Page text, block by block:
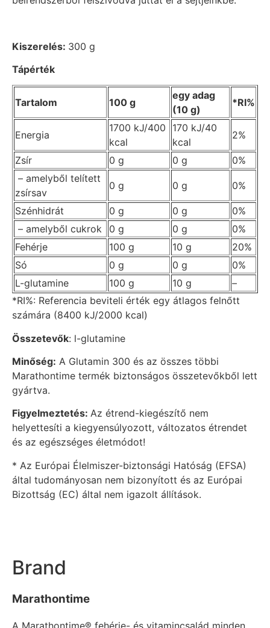
Kiszerelés: 300 g
Tápérték
Tartalom 100 g
egy adag
(10 g)
*RI%
Energia
1700 kJ/400
kcal
170 kJ/40
kcal
2%
Zsír 0 g 0 g
0%
– amelyből telített
zsírsav
0 g 0 g 0%
Szénhidrát 0 g 0 g
0%
– amelyből cukrok
0 g 0 g
0%
Fehérje
100 g 10 g
20%
Só
0 g 0 g
0%
L-glutamine
100 g 10 g
–
*RI%: Referencia beviteli érték egy átlagos felnőtt
számára (8400 kJ/2000 kcal)
Összetevők: l-glutamine
Minőség: A Glutamin 300 és az összes többi
Marathontime termék biztonságos összetevőkből lett
gyártva.
Figyelmeztetés: Az étrend-kiegészítő nem
helyettesíti a kiegyensúlyozott, változatos étrendet
és az egészséges életmódot!
* Az Európai Élelmiszer-biztonsági Hatóság (EFSA)
által tudományosan nem bizonyított és az Európai
Bizottság (EC) által nem igazolt állítások.
Brand
Marathontime